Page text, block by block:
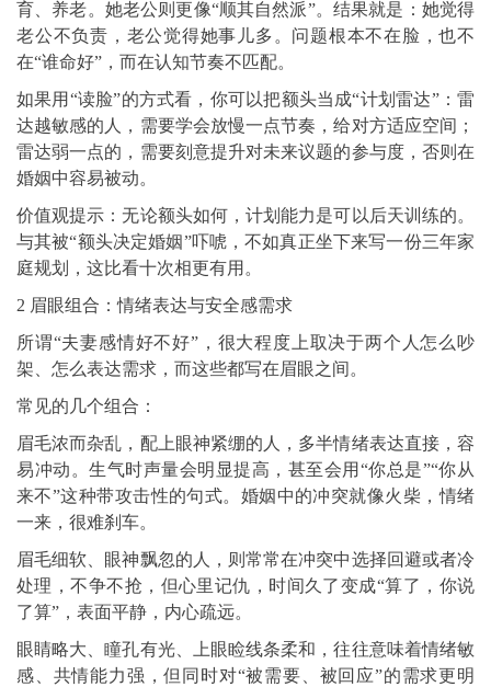
育、养老。她老公则更像“顺其自然派”。结果就是：她觉得
老公不负责，老公觉得她事儿多。问题根本不在脸，也不
在“谁命好”，而在认知节奏不匹配。
如果用“读脸”的方式看，你可以把额头当成“计划雷达”：雷
达越敏感的人，需要学会放慢一点节奏，给对方适应空间；
雷达弱一点的，需要刻意提升对未来议题的参与度，否则在
婚姻中容易被动。
价值观提示：无论额头如何，计划能力是可以后天训练的。
与其被“额头决定婚姻”吓唬，不如真正坐下来写一份三年家
庭规划，这比看十次相更有用。
2 眉眼组合：情绪表达与安全感需求
所谓“夫妻感情好不好”，很大程度上取决于两个人怎么吵
架、怎么表达需求，而这些都写在眉眼之间。
常见的几个组合：
眉毛浓而杂乱，配上眼神紧绷的人，多半情绪表达直接，容
易冲动。生气时声量会明显提高，甚至会用“你总是”“你从
来不”这种带攻击性的句式。婚姻中的冲突就像火柴，情绪
一来，很难刹车。
眉毛细软、眼神飘忽的人，则常常在冲突中选择回避或者冷
处理，不争不抢，但心里记仇，时间久了变成“算了，你说
了算”，表面平静，内心疏远。
眼睛略大、瞳孔有光、上眼睑线条柔和，往往意味着情绪敏
感、共情能力强，但同时对“被需要、被回应”的需求更明